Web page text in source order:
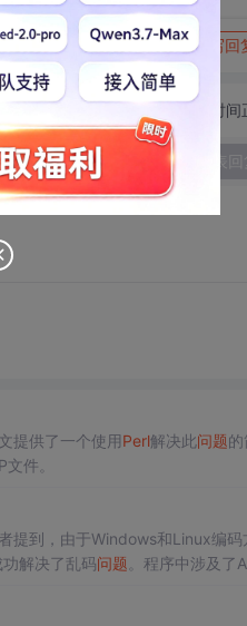
写回
切换为时间
提供了一个使用Perl解决此问题
件。
提到，由于Windows和Linux编码
解决了乱码问题 。程序中涉及了